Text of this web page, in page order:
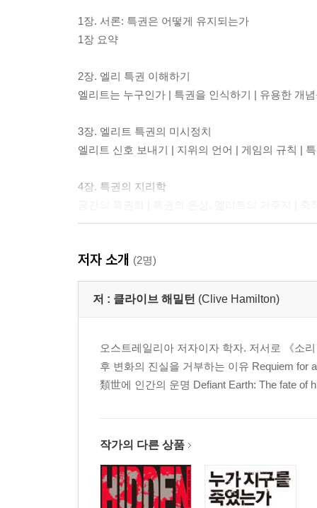
1장. 서론: 특권은 어떻게 유지되는가
1장 요약
2장. 엘리 특권 이해하기
엘리트는 누구인가 | 특권을 인식하기 | 유용한 개
3장. 엘리트 특권의 미시정치
엘리트 신호 보내기 | 지위의 언어 | 게임의 규칙 |
4장. 특권의 지리학
엘리트 사립학교와 특권의 순환 | 배타성과 특별
글로벌 시민 만들기 | 특권을 정당화하는 전략들 | 5
7장. 그들이 기부를 하는 이유
자선사업의 초행위자 | 자선사업 의제 정하기 |
8장. 특권의 네트워크
자본이 자본을 낳는 상층부의 네트워킹 | 노동계
남성의 특권 | 8장 요약
저자 소개 (2명)
저 : 클라이브 해밀턴 (Clive Hamilton)
오스트레일리아 저자이자 학자. 저서로 《소
후 변화의 진실을 거부하는 이유 Requiem for
類世에 인간의 운명 Defiant Earth: The fate of
작가의 다른 상품